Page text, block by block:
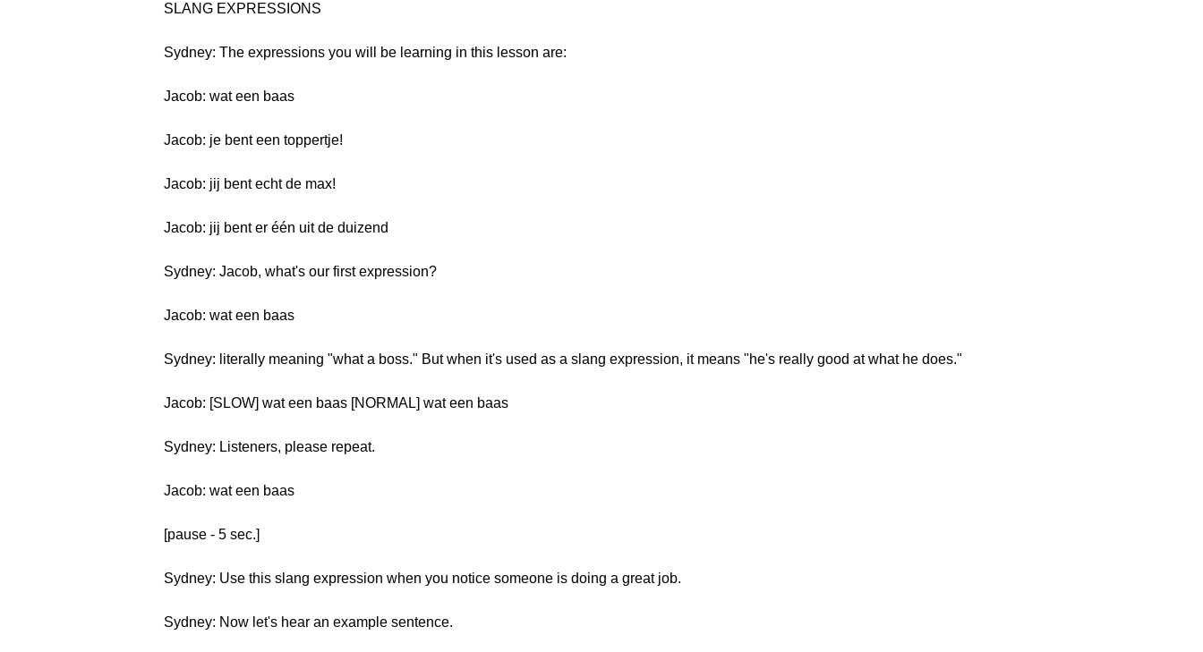
SLANG EXPRESSIONS
Sydney: The expressions you will be learning in this lesson are:
Jacob: wat een baas
Jacob: je bent een toppertje!
Jacob: jij bent echt de max!
Jacob: jij bent er één uit de duizend
Sydney: Jacob, what's our first expression?
Jacob: wat een baas
Sydney: literally meaning "what a boss." But when it's used as a slang expression, it means "he's really good at what he does."
Jacob: [SLOW] wat een baas [NORMAL] wat een baas
Sydney: Listeners, please repeat.
Jacob: wat een baas
[pause - 5 sec.]
Sydney: Use this slang expression when you notice someone is doing a great job.
Sydney: Now let's hear an example sentence.